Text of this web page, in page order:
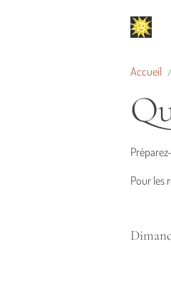
Accueil
Pour les